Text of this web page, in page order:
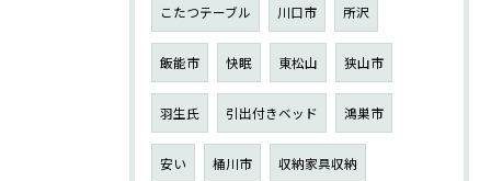
こたつテーブル 川口市 所沢
飯能市 快眠 東松山 狭山市
羽生氏 引出付きベッド 鴻巣市
安い 桶川市 収納家具収納